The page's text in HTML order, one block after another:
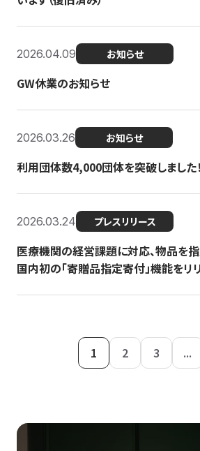
2026.04.09 お知らせ
GW休業のお知らせ
2026.03.26 お知らせ
利用団体数4,000団体を突破しました！
2026.03.24 プレスリリース
医療機関の経営課題に対応、物品を
国内初の「寄贈品指定寄付」機能をリ
1 2 3 ...